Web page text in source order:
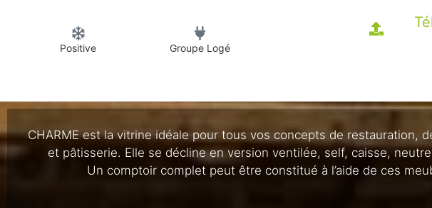
Positive Groupe Logé
CHARME est la vitrine idéale pour tous vos concepts de restauration,
et pâtisserie. Elle se décline en version ventilée, self, caisse,
Un comptoir complet peut être constitué à l’aide de ces